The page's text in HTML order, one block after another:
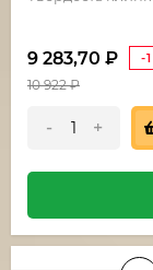
9 283,70 ₽ -
10 922₽
- +